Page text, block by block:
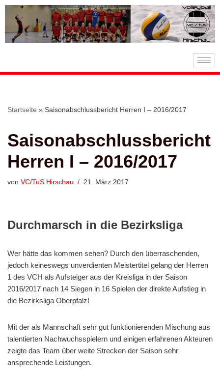
Zum
Inhalt
Startseite » Saisonabschlussbericht Herren I – 2016/2017
Saisonabschlussbericht
Herren I – 2016/2017
von VC/TuS Hirschau 21. März 2017
Durchmarsch in die Bezirksliga
Wer hätte das kommen sehen? Durch den überraschenden,
jedoch keineswegs unverdienten Meistertitel gelang der Herren
1 des VCH als Aufsteiger aus der Kreisliga in der Saison
2016/2017 nach 14 Siegen in 16 Spielen der direkte Aufstieg in
die Bezirksliga Oberpfalz!
Mit der als Mannschaft sehr gut funktionierenden Mischung aus
talentierten Nachwuchsspielern und einigen erfahrenen Akteuren
zeigte das Team über weite Strecken der Saison sehr
ansprechende Leistungen.